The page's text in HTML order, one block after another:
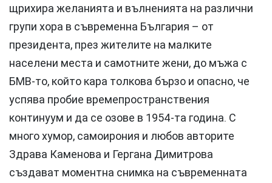
щрихира желанията и вълненията на различни
групи хора в съвременна България – от
президента, през жителите на малките
населени места и самотните жени, до мъжа с
БМВ-то, който кара толкова бързо и опасно, че
успява пробие времепространствения
континуум и да се озове в 1954-та година. С
много хумор, самоирония и любов авторите
Здрава Каменова и Гергана Димитрова
създават моментна снимка на съвременната